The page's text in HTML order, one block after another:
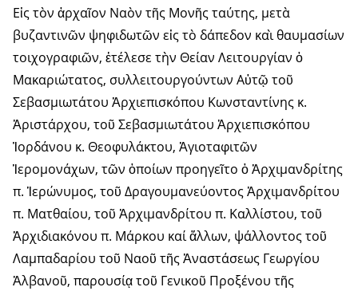
Εἰς τὸν ἀρχαῖον Ναὸν τῆς Μονῆς ταύτης, μετὰ
βυζαντινῶν ψηφιδωτῶν εἰς τὸ δάπεδον καὶ θαυμασίων
τοιχογραφιῶν, ἐτέλεσε τὴν Θείαν Λειτουργίαν ὁ
Μακαριώτατος, συλλειτουργούντων Αὐτῷ τοῦ
Σεβασμιωτάτου Ἀρχιεπισκόπου Κωνσταντίνης κ.
Ἀριστάρχου, τοῦ Σεβασμιωτάτου Ἀρχιεπισκόπου
Ἰορδάνου κ. Θεοφυλάκτου, Ἁγιοταφιτῶν
Ἱερομονάχων, τῶν ὁποίων προηγεῖτο ὁ Ἀρχιμανδρίτης
π. Ἱερώνυμος, τοῦ Δραγουμανεύοντος Ἀρχιμανδρίτου
π. Ματθαίου, τοῦ Ἀρχιμανδρίτου π. Καλλίστου, τοῦ
Ἀρχιδιακόνου π. Μάρκου καί ἄλλων, ψάλλοντος τοῦ
Λαμπαδαρίου τοῦ Ναοῦ τῆς Ἀναστάσεως Γεωργίου
Ἀλβανοῦ, παρουσίᾳ τοῦ Γενικοῦ Προξένου τῆς